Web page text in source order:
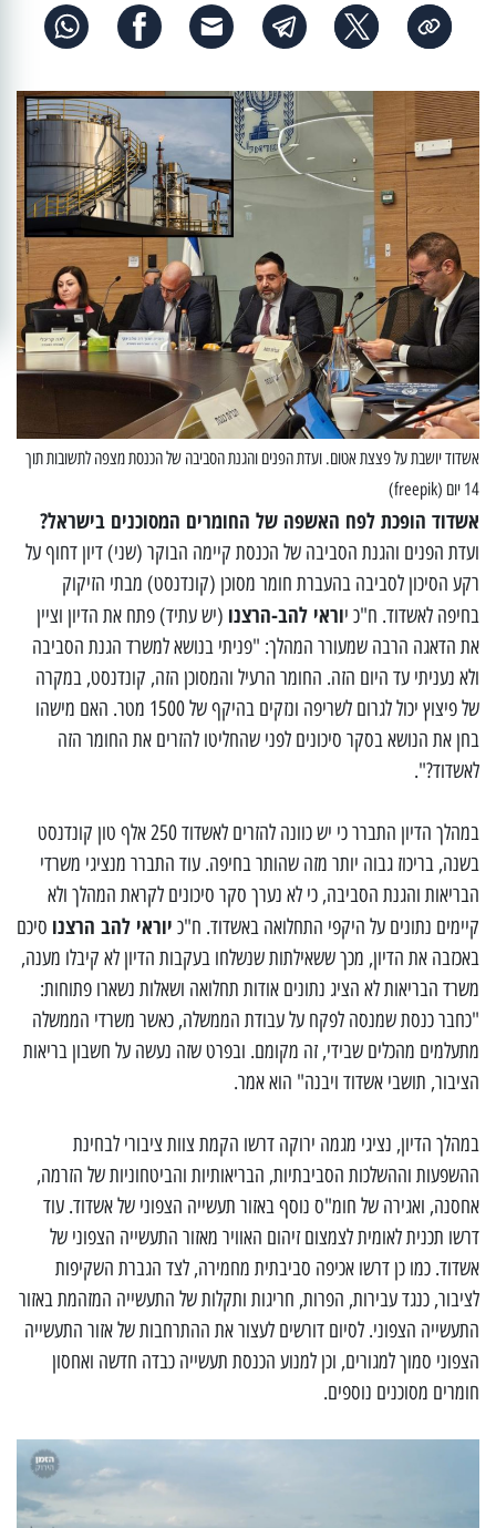
אשדוד יושבת על פצצת אטום. ועדת הפנים והגנת הסביבה של הכנסת מצפה לתשובות תוך
14 יום (freepik)
אשדוד הופכת לפח האשפה של החומרים המסוכנים בישראל?
ועדת הפנים והגנת הסביבה של הכנסת קיימה הבוקר (שני) דיון דחוף על
רקע הסיכון לסביבה בהעברת חומר מסוכן (קונדנסט) מבתי הזיקוק
בחיפה לאשדוד. ח"כ יוראי להב-הרצנו (יש עתיד) פתח את הדיון וציין
את הדאגה הרבה שמעורר המהלך: "פניתי בנושא למשרד הגנת הסביבה
ולא נעניתי עד היום הזה. החומר הרעיל והמסוכן הזה, קונדנסט, במקרה
של פיצוץ יכול לגרום לשריפה ונזקים בהיקף של 1500 מטר. האם מישהו
בחן את הנושא בסקר סיכונים לפני שהחליטו להזרים את החומר הזה
לאשדוד?".
במהלך הדיון התברר כי יש כוונה להזרים לאשדוד 250 אלף טון קונדנסט
בשנה, בריכוז גבוה יותר מזה שהותר בחיפה. עוד התברר מנציגי משרדי
הבריאות והגנת הסביבה, כי לא נערך סקר סיכונים לקראת המהלך ולא
קיימים נתונים על היקפי התחלואה באשדוד. ח"כ יוראי להב הרצנו סיכם
באכזבה את הדיון, מכך ששאילתות שנשלחו בעקבות הדיון לא קיבלו מענה,
משרד הבריאות לא הציג נתונים אודות תחלואה ושאלות נשארו פתוחות:
"כחבר כנסת שמנסה לפקח על עבודת הממשלה, כאשר משרדי הממשלה
מתעלמים מהכלים שבידי, זה מקומם. ובפרט שזה נעשה על חשבון בריאות
הציבור, תושבי אשדוד ויבנה" הוא אמר.
במהלך הדיון, נציגי מגמה ירוקה דרשו הקמת צוות ציבורי לבחינת
ההשפעות וההשלכות הסביבתיות, הבריאותיות והביטחוניות של הזרמה,
אחסנה, ואגירה של חומ"ס נוסף באזור תעשייה הצפוני של אשדוד. עוד
דרשו תכנית לאומית לצמצום זיהום האוויר מאזור התעשייה הצפוני של
אשדוד. כמו כן דרשו אכיפה סביבתית מחמירה, לצד הגברת השקיפות
לציבור, כנגד עבירות, הפרות, חריגות ותקלות של התעשייה המזהמת באזור
התעשייה הצפוני. לסיום דורשים לעצור את ההתרחבות של אזור התעשייה
הצפוני סמוך למגורים, וכן למנוע הכנסת תעשייה כבדה חדשה ואחסון
חומרים מסוכנים נוספים.